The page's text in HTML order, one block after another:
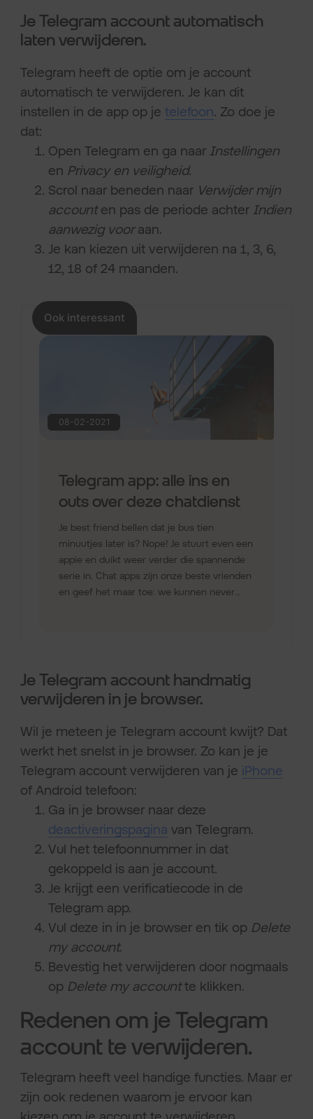
Je Telegram account automatisch
laten verwijderen.
Telegram heeft de optie om je account
automatisch te verwijderen. Je kan dit
instellen in de app op je telefoon. Zo doe je
dat:
Open Telegram en ga naar Instellingen
en Privacy en veiligheid.
Scrol naar beneden naar Verwijder mijn
accounten pas de periode achter Indien
aanwezig vooraan.
Je kan kiezen uit verwijderen na 1, 3, 6,
12, 18 of 24 maanden.
Je Telegram account handmatig
verwijderen in je browser.
Wil je meteen je Telegram account kwijt? Dat
werkt het snelst in je browser. Zo kan je je
Telegram account verwijderen van je iPhone
of Android telefoon:
Ga in je browser naar deze
deactiveringspagina van Telegram.
Vul het telefoonnummer in dat
gekoppeld is aan je account.
Je krijgt een verificatiecode in de
Telegram app.
Vul deze in in je browser en tik op Delete
my account.
Bevestig het verwijderen door nogmaals
op Delete my accountte klikken.
Redenen om je Telegram
account te verwijderen.
Telegram heeft veel handige functies. Maar er
zijn ook redenen waarom je ervoor kan